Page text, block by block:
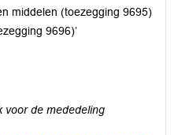
middelen (toezegging 9695)
9696)’
voor de mededeling